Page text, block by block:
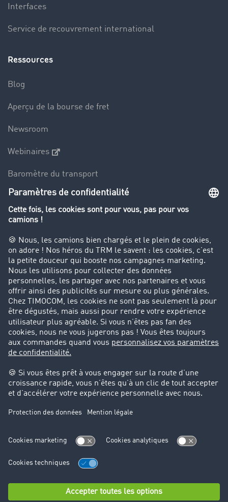
Interfaces
Service de recouvrement international
Ressources
Blog
Aperçu de la bourse de fret
Newsroom
Webinaires
Baromètre du transport
Le dictionnaire du transport
Interdiction de circulation des poids lourds
Entreprise
Parrainage clients
Success Stories
Cadre légal
Mentions légales
Protection des données
Cookie-Einstellungen
Support